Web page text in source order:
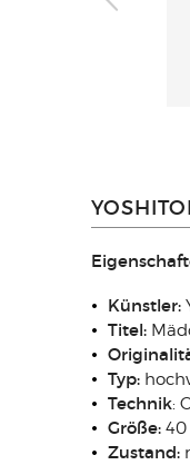
Künstler:
Titel:
Typ:
Technik:
Größe: 40
Zustand: